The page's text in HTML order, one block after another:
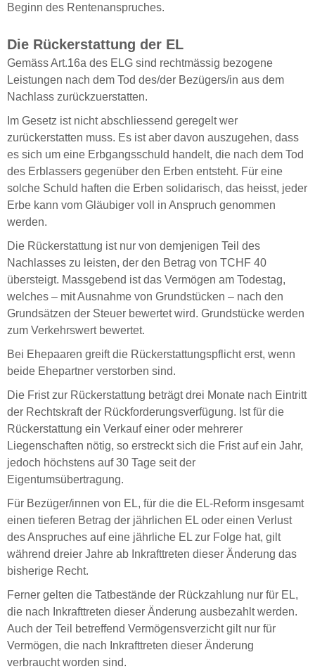
Beginn des Rentenanspruches.
Die Rückerstattung der EL
Gemäss Art.16a des ELG sind rechtmässig bezogene
Leistungen nach dem Tod des/der Bezügers/in aus dem
Nachlass zurückzuerstatten.
Im Gesetz ist nicht abschliessend geregelt wer
zurückerstatten muss. Es ist aber davon auszugehen, dass
es sich um eine Erbgangsschuld handelt, die nach dem Tod
des Erblassers gegenüber den Erben entsteht. Für eine
solche Schuld haften die Erben solidarisch, das heisst, jeder
Erbe kann vom Gläubiger voll in Anspruch genommen
werden.
Die Rückerstattung ist nur von demjenigen Teil des
Nachlasses zu leisten, der den Betrag von TCHF 40
übersteigt. Massgebend ist das Vermögen am Todestag,
welches – mit Ausnahme von Grundstücken – nach den
Grundsätzen der Steuer bewertet wird. Grundstücke werden
zum Verkehrswert bewertet.
Bei Ehepaaren greift die Rückerstattungspflicht erst, wenn
beide Ehepartner verstorben sind.
Die Frist zur Rückerstattung beträgt drei Monate nach Eintritt
der Rechtskraft der Rückforderungsverfügung. Ist für die
Rückerstattung ein Verkauf einer oder mehrerer
Liegenschaften nötig, so erstreckt sich die Frist auf ein Jahr,
jedoch höchstens auf 30 Tage seit der
Eigentumsübertragung.
Für Bezüger/innen von EL, für die die EL-Reform insgesamt
einen tieferen Betrag der jährlichen EL oder einen Verlust
des Anspruches auf eine jährliche EL zur Folge hat, gilt
während dreier Jahre ab Inkrafttreten dieser Änderung das
bisherige Recht.
Ferner gelten die Tatbestände der Rückzahlung nur für EL,
die nach Inkrafttreten dieser Änderung ausbezahlt werden.
Auch der Teil betreffend Vermögensverzicht gilt nur für
Vermögen, die nach Inkrafttreten dieser Änderung
verbraucht worden sind.